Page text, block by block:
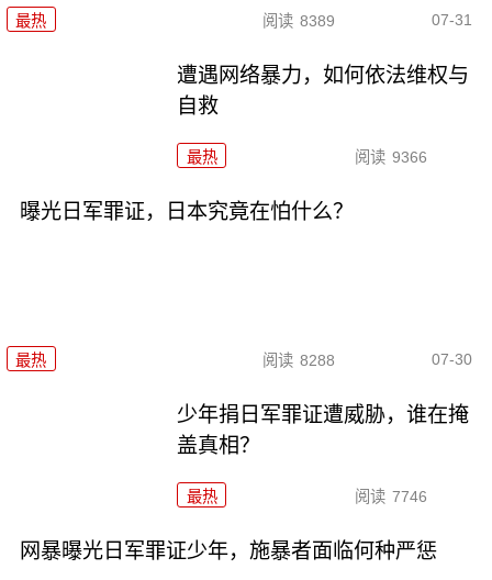
最热 阅读 8389 07-31
遭遇网络暴力，如何依法维权与
自救
最热 阅读 9366
曝光日军罪证，日本究竟在怕什么？
最热 阅读 8288 07-30
少年捐日军罪证遭威胁，谁在掩
盖真相？
最热 阅读 7746
网暴曝光日军罪证少年，施暴者面临何种严惩